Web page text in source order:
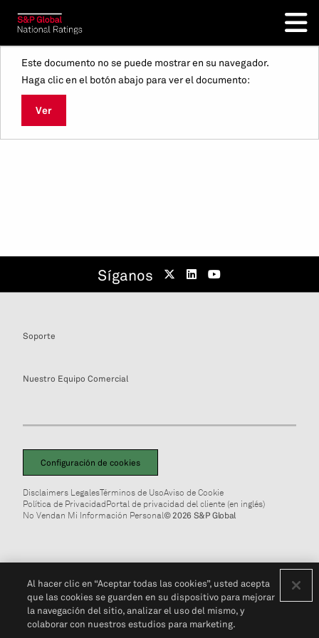
Este documento no se puede mostrar en su navegador.
Haga clic en el botón abajo para ver el documento:
Ver
Síganos
Soporte
Nuestro Equipo Comercial
Configuración de cookies
Disclaimers LegalesTérminos de UsoAviso de Cookie
Política de PrivacidadPortal de privacidad del cliente (en inglés)
No Vendan Mi Información Personal© 2026 S&P Global
Al hacer clic en “Aceptar todas las cookies”, usted acepta
que las cookies se guarden en su dispositivo para mejorar
la navegación del sitio, analizar el uso del mismo, y
colaborar con nuestros estudios para marketing.